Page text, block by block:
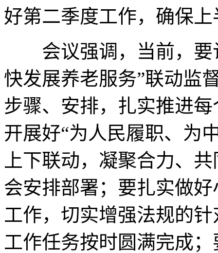
好第二季度工作，确保
会议强调，当前，要
快发展养老服务”联动监
步骤、安排，扎实推进
开展好“为人民履职、为
上下联动，凝聚合力、
会安排部署；要扎实做
工作，切实增强法规的
工作任务按时圆满完成